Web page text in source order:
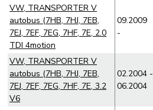
VW, TRANSPORTER V
autobus (7HB, 7HJ, 7EB,
7EJ, 7EF, 7EG, 7HF, 7E, 2.0
TDI 4motion
09.2009
-
VW, TRANSPORTER V
autobus (7HB, 7HJ, 7EB,
7EJ, 7EF, 7EG, 7HF, 7E, 3.2
V6
02.2004 -
06.2004